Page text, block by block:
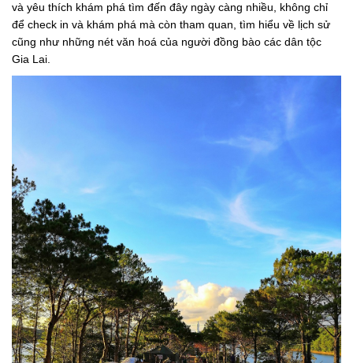
và yêu thích khám phá tìm đến đây ngày càng nhiều, không chỉ
để check in và khám phá mà còn tham quan, tìm hiểu về lịch sử
cũng như những nét văn hoá của người đồng bào các dân tộc
Gia Lai.